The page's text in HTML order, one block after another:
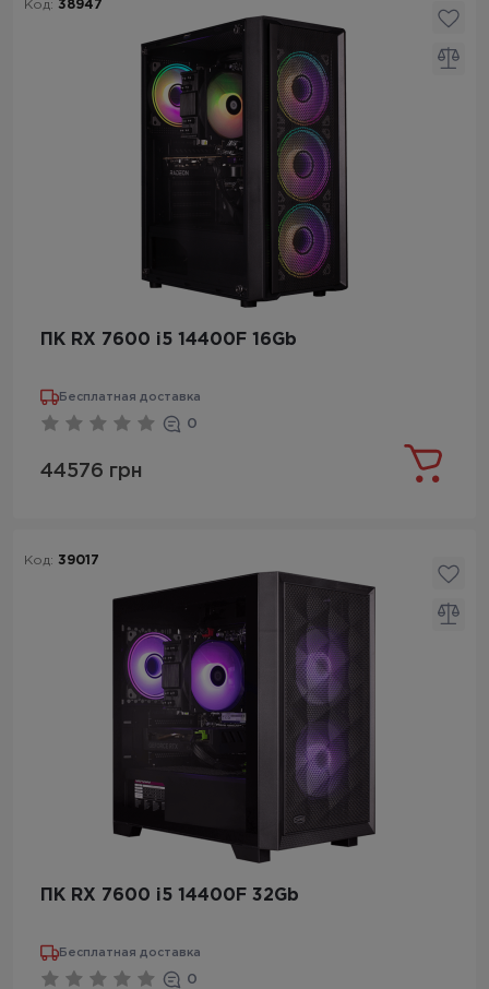
Код: 38947
ПК RX 7600 i5 14400F 16Gb
Бесплатная доставка
0
44576 грн
Код: 39017
ПК RX 7600 i5 14400F 32Gb
Бесплатная доставка
0